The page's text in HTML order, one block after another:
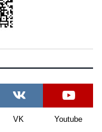
VK Youtube